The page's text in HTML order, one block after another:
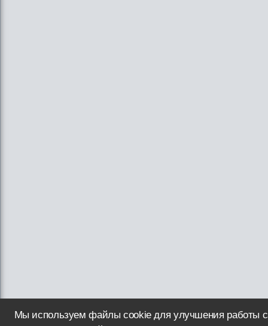
Мы используем файлы cookie для улучшения работы